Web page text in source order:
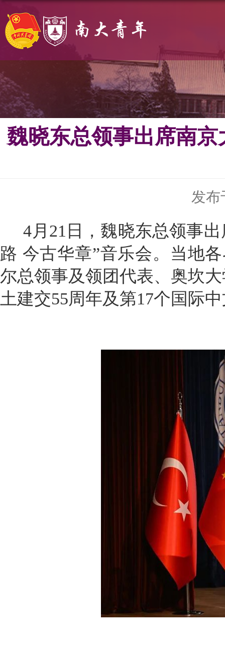
魏晓东总领事出席南
发布
4月21日，魏晓东总领事
路 今古华章”音乐会。当地
尔总领事及领团代表、奥坎
土建交55周年及第17个国际